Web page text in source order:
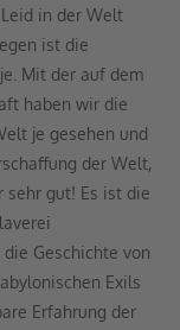
in der Welt
ist die
Mit der auf dem
haben wir die
je gesehen und
der Welt,
sehr gut! Es ist die
Geschichte von
Exils
Erfahrung der